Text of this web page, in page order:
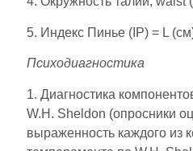
5. Индекс Пинье (IP) = L
Психодиагностика
1. Диагностика
W.H. Sheldon (опросники
выраженность каждого из